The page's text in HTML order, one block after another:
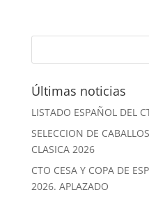
Últimas noticias
LISTADO ESPAÑOL DEL
SELECCION DE
CLASICA 2026
CTO CESA Y COPA DE
2026. APLAZADO